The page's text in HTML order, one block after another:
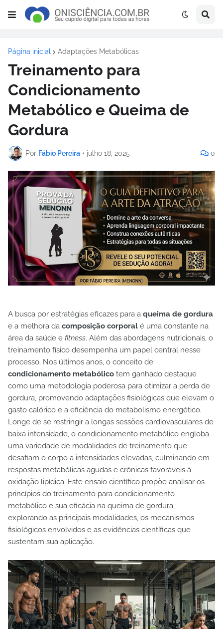
Página inicial Adaptações Metabólicas
Treinamento para
Condicionamento
Metabólico e Queima de
Gordura
Por Fábio Pereira • julho 18, 2025 0
A busca por estratégias eficazes para a queima de gordura
e a melhora da composição corporal é uma constante na
área da saúde e fitness. Além das abordagens nutricionais, o
treinamento físico desempenha um papel central nesse
processo. Nos últimos anos, o conceito de
condicionamento metabólico tem ganhado destaque
como uma metodologia poderosa para otimizar a perda de
gordura, promovendo adaptações fisiológicas que elevam o
gasto calórico e a eficiência do metabolismo energético.
Longe de se restringir a longas sessões cardiovasculares de
baixa intensidade, o condicionamento metabólico engloba
uma variedade de modalidades de treinamento que
desafiam o corpo a intensidades elevadas, culminando em
respostas metabólicas agudas e crônicas favoráveis à
oxidação lipídica. Este ensaio científico propõe analisar os
princípios do treinamento para condicionamento
metabólico e sua eficácia na queima de gordura,
explorando as principais modalidades, os mecanismos
fisiológicos envolvidos e as evidências científicas que
sustentam sua aplicação.